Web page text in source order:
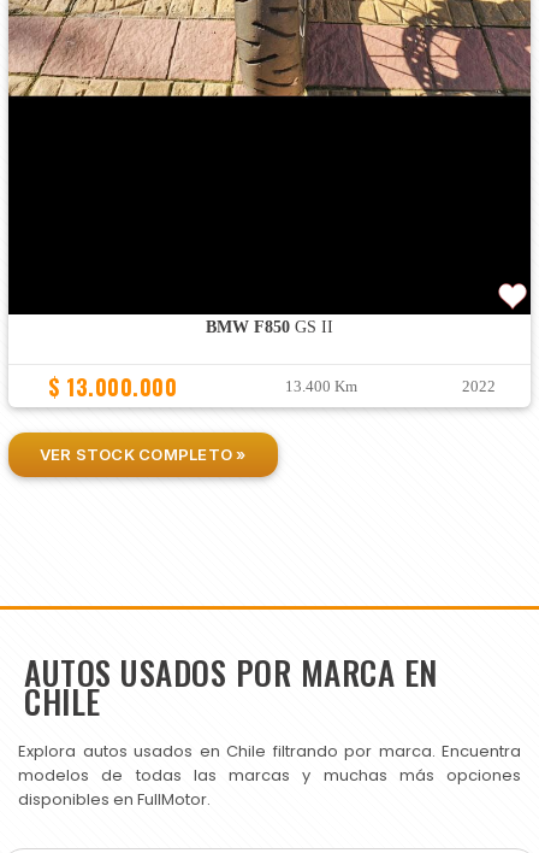
BMW F850GS II
$ 13.000.000 13.400 Km 2022
VER STOCK COMPLETO »
AUTOS USADOS POR MARCA EN
CHILE
Explora autos usados en Chile filtrando por marca. Encuentra
modelos de todas las marcas y muchas más opciones
disponibles en FullMotor.